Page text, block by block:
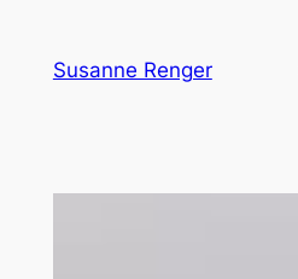
Inhalt
springen
Susanne Renger